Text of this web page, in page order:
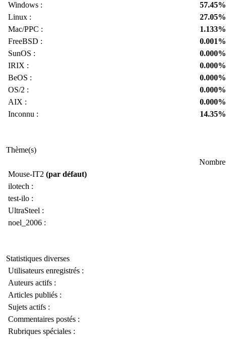
Windows :
57.45%
Linux :
27.05%
Mac/PPC :
1.133%
FreeBSD :
0.001%
SunOS :
0.000%
IRIX :
0.000%
BeOS :
0.000%
OS/2 :
0.000%
AIX :
0.000%
Inconnu :
14.35%
Thème(s)
Mouse-IT2 (par défaut)
ilotech :
test-ilo :
UltraSteel :
noel_2006 :
Statistiques diverses
Utilisateurs enregistrés :
Auteurs actifs :
Articles publiés :
Sujets actifs :
Commentaires postés :
Rubriques spéciales :